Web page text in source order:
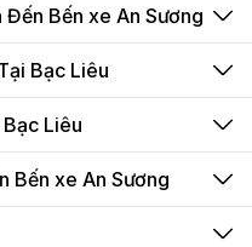
Đến Bến xe An Sương
Bạc Liêu
Liêu
Bến xe An Sương